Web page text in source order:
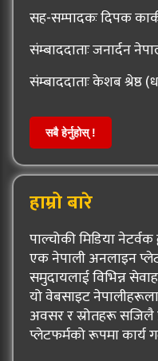
सह-सम्पादकः दिपक
संम्बाददाताः जनार्दन
संम्बाददाताः केशब श्रेष्ठ
सबै हेर्नुहोस् !
हाम्रो बारे
पाल्चोकी मिडिया
एक नेपाली अनलाइन
समुदायलाई विभिन्न
यो वेबसाइट
अवसर र स्रोतहरू सजिलै
प्लेटफर्मको रूपमा कार्य